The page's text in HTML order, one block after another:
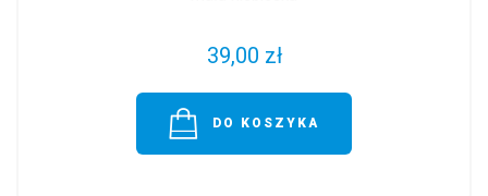
39,00 zł
DO KOSZYKA